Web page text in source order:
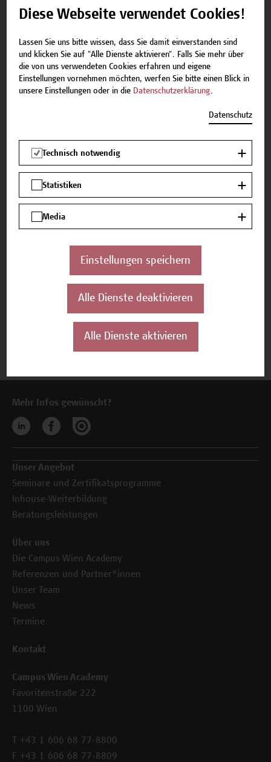
12.05.2027 - 12.05.2027
Plätze verfügbar
Kontakt
Falls Sie noch Fragen haben oder Informationen
zum Angebot benötigen, stehen wir gerne zur
Verfügung.
Team Campus Wien Academy
E-Mail:academy[at]hcw.ac.at
Tel.: +43 1 606 6877-8800
Termine und Anmeldung
Jetzt anmelden
Mehr Infos gewünscht?
Unser Angebot
Seminare und Zertifikatsprogramme
Inhouse-Weiterbildung
Beratungsleistungen
Über uns
Die Campus Wien Academy
Referenzen und Partner*innen
Unser Team
News
Termine
Kontakt
Campus Wien Academy
Favoritenstraße 222
1100 Wien
T +43 1 606 68 77-8800
F +43 1 606 68 77-8809
Diese Webseite verwendet Cookies!
Lassen Sie uns bitte wissen, dass Sie damit einverstanden sind
und klicken Sie auf "Alle Dienste aktivieren". Falls Sie mehr über
die von uns verwendeten Cookies erfahren und eigene
Einstellungen vornehmen möchten, werfen Sie bitte einen Blick in
unsere Einstellungen oder in die Datenschutzerklärung.
Datenschutz
Technisch notwendig
Statistiken
Media
Einstellungen speichern
Alle Dienste deaktivieren
Alle Dienste aktivieren